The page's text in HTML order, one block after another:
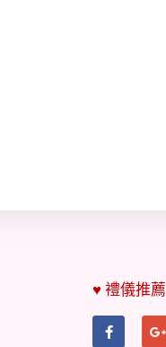
♥ 禮儀推薦